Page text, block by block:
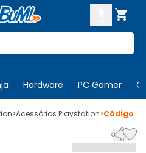

Hardware PC Gamer
>Acessórios Playstation>Código
